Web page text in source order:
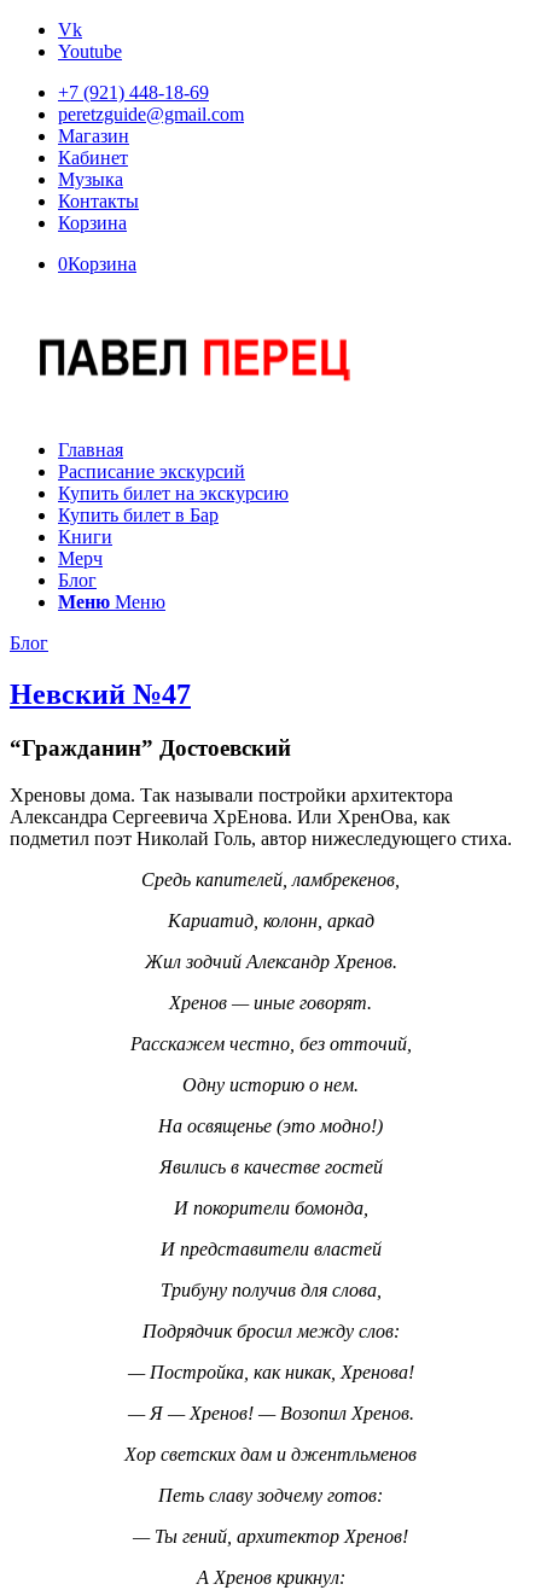
Vk
Youtube
+7 (921) 448-18-69
peretzguide@gmail.com
Магазин
Кабинет
Музыка
Контакты
Корзина
0Корзина
Главная
Расписание экскурсий
Купить билет на экскурсию
Купить билет в Бар
Книги
Мерч
Блог
Меню Меню
Блог
Невский №47
“Гражданин” Достоевский
Хреновы дома. Так называли постройки архитектора
Александра Сергеевича ХрЕнова. Или ХренОва, как
подметил поэт Николай Голь, автор нижеследующего стиха.
Средь капителей, ламбрекенов,
Кариатид, колонн, аркад
Жил зодчий Александр Хренов.
Хренов — иные говорят.
Расскажем честно, без отточий,
Одну историю о нем.
На освященье (это модно!)
Явились в качестве гостей
И покорители бомонда,
И представители властей
Трибуну получив для слова,
Подрядчик бросил между слов:
— Постройка, как никак, Хренова!
— Я — Хренов! — Возопил Хренов.
Хор светских дам и джентльменов
Петь славу зодчему готов:
— Ты гений, архитектор Хренов!
А Хренов крикнул: